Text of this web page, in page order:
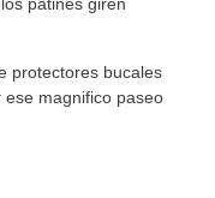
protectores bucales
magnifico paseo